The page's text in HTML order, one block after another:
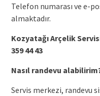
Telefon numarası ve e-
almaktadır.
Kozyatağı Arçelik
359 44 43
Nasıl randevu
Servis merkezi, randevu